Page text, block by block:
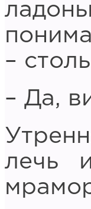
–
– Да,
лечь